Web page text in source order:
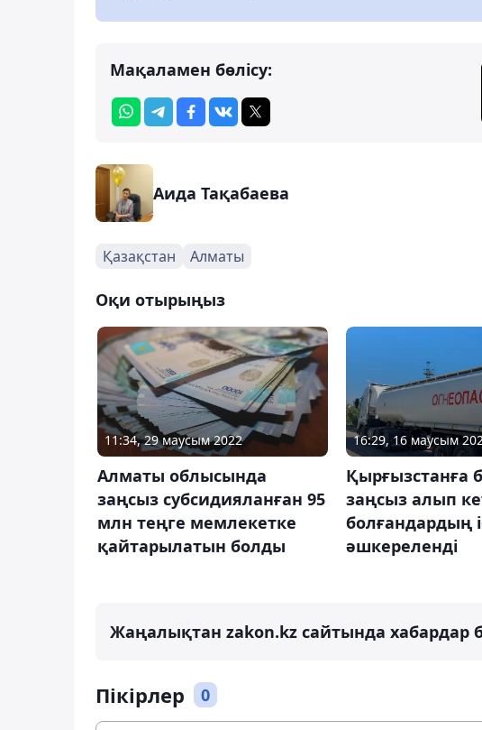
Мақаламен бөлісу:
Аида Тақабаева
Қазақстан Алматы
Оқи отырыңыз
11:34, 29 маусым 2022
Алматы облысында
заңсыз субсидияланған 95
млн теңге мемлекетке
қайтарылатын болды
16:29, 16 маусым
Қырғызстанға
заңсыз алып
болғандардың
әшкереленді
Жаңалықтан zakon.kz сайтында хабардар
Пікірлер 0